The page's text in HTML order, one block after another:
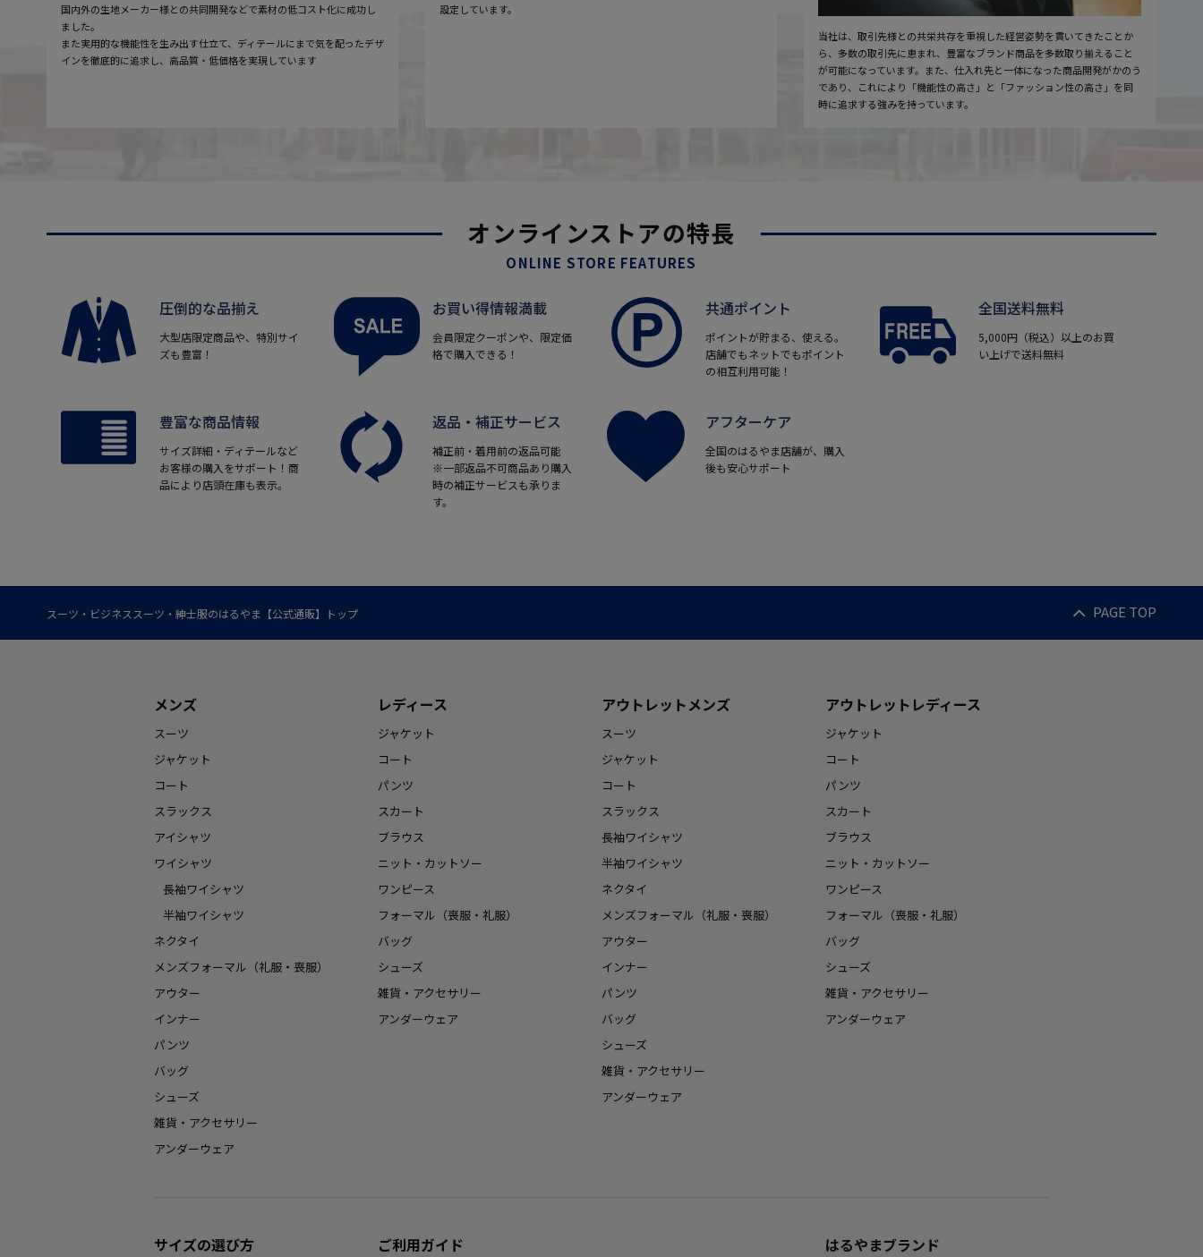
国内外の生地メーカー様との共同開発などで素材の低コスト化に成功し
ました。
また実用的な機能性を生み出す仕立て、ディテールにまで気を配ったデザ
インを徹底的に追求し、高品質・低価格を実現しています
設定しています。
当社は、取引先様との共栄共存を重視した経営姿勢を貫いてきたことか
ら、多数の取引先に恵まれ、豊富なブランド商品を多数取り揃えること
が可能になっています。また、仕入れ先と一体になった商品開発がかのう
であり、これにより「機能性の高さ」と「ファッション性の高さ」を同
時に追求する強みを持っています。
オンラインストアの特長
ONLINE STORE FEATURES
圧倒的な品揃え
大型店限定商品や、特別サイ
ズも豊富！
お買い得情報満載
会員限定クーポンや、限定価
格で購入できる！
共通ポイント
ポイントが貯まる、使える。
店舗でもネットでもポイント
の相互利用可能！
全国送料無料
5,000円（税込）以上のお買
い上げで送料無料
豊富な商品情報
サイズ詳細・ディテールなど
お客様の購入をサポート！商
品により店頭在庫も表示。
返品・補正サービス
補正前・着用前の返品可能
※一部返品不可商品あり購入
時の補正サービスも承りま
す。
アフターケア
全国のはるやま店舗が、購入
後も安心サポート
スーツ・ビジネススーツ・紳士服のはるやま【公式通販】トップ PAGE TOP
メンズ
スーツ
ジャケット
コート
スラックス
アイシャツ
ワイシャツ
長袖ワイシャツ
半袖ワイシャツ
ネクタイ
メンズフォーマル（礼服・喪服）
アウター
インナー
パンツ
バッグ
シューズ
雑貨・アクセサリー
アンダーウェア
レディース
ジャケット
コート
パンツ
スカート
ブラウス
ニット・カットソー
ワンピース
フォーマル（喪服・礼服）
バッグ
シューズ
雑貨・アクセサリー
アンダーウェア
アウトレットメンズ
スーツ
ジャケット
コート
スラックス
長袖ワイシャツ
半袖ワイシャツ
ネクタイ
メンズフォーマル（礼服・喪服）
アウター
インナー
パンツ
バッグ
シューズ
雑貨・アクセサリー
アンダーウェア
アウトレットレディース
ジャケット
コート
パンツ
スカート
ブラウス
ニット・カットソー
ワンピース
フォーマル（喪服・礼服）
バッグ
シューズ
雑貨・アクセサリー
アンダーウェア
サイズの選び方 ご利用ガイド はるやまブランド